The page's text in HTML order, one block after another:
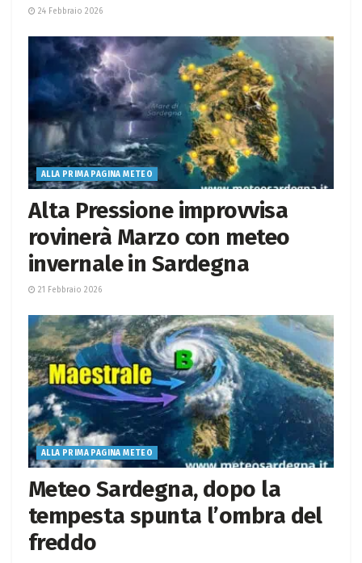
24 Febbraio 2026
ALLA PRIMA PAGINA METEO
Alta Pressione improvvisa
rovinerà Marzo con meteo
invernale in Sardegna
21 Febbraio 2026
ALLA PRIMA PAGINA METEO
Meteo Sardegna, dopo la
tempesta spunta l’ombra del
freddo